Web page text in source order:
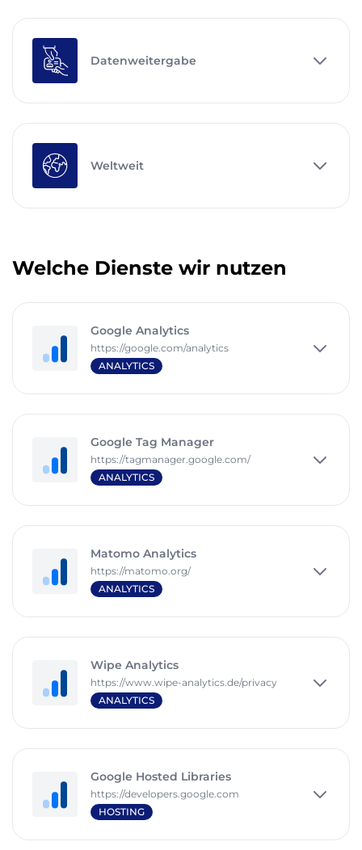
Datenweitergabe
Weltweit
Welche Dienste wir nutzen
Google Analytics
https://google.com/analytics
ANALYTICS
Google Tag Manager
https://tagmanager.google.com/
ANALYTICS
Matomo Analytics
https://matomo.org/
ANALYTICS
Wipe Analytics
https://www.wipe-analytics.de/privacy
ANALYTICS
Google Hosted Libraries
https://developers.google.com
HOSTING